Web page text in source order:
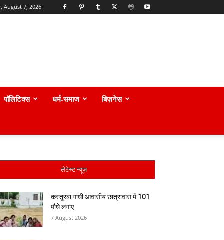
August 7, 2026
पॉलिटिक्स धर्म-समाज बिज़नेस
लेटेस्ट न्यूज़
कस्तूरबा गांधी आवासीय छात्रावास में 101
पौधे लगाए
7 August 2026